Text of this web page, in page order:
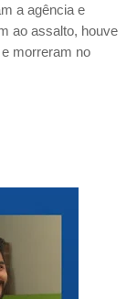
a agência e
ao assalto, houve
morreram no